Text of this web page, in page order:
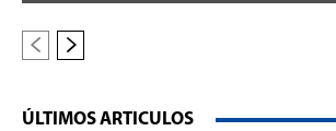
ÚLTIMOS ARTICULOS